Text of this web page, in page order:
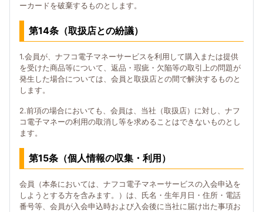
ーカードを破棄するものとします。
第14条（取扱店との紛議）
1.会員が、ナフコ電子マネーサービスを利用して購入または提供
を受けた商品等について、返品・瑕疵・欠陥等の取引上の問題が
発生した場合については、会員と取扱店との間で解決するものと
します。
2.前項の場合においても、会員は、当社（取扱店）に対し、ナフ
コ電子マネーの利用の取消し等を求めることはできないものとし
ます。
第15条（個人情報の収集・利用）
会員（本条においては、ナフコ電子マネーサービスの入会申込を
しようとする方を含みます。）は、氏名・生年月日・住所・電話
番号等、会員が入会申込時および入会後に当社に届け出た事項お